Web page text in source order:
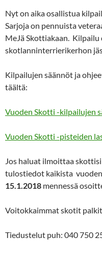
Nyt on aika osallistua
Sarjoja on pennuista
MeJä Skottiakaan. Kilpailu
skotlanninterrierikerhon
Kilpailujen säännöt ja
täältä:
Vuoden Skotti -kilpailujen
Vuoden Skotti -pisteiden
Jos haluat ilmoittaa
tulostiedot kaikista
15.1.2018 mennessä
Voitokkaimmat skotit
Tiedustelut puh: 040 750